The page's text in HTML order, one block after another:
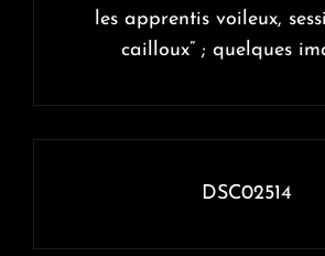
l’articleles apprentis voileux,
cailloux” ; quelques
DSC02514